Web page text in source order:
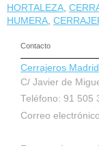
HORTALEZA
HUMERA
Contacto
Cerrajeros Madrid
C/ Javier de
Teléfono: 91 505
Correo